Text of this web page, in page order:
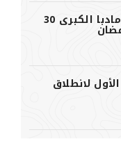
ضبطت الدائرة الصحية في بلدية مادبا الكبرى 30
لانطلاق